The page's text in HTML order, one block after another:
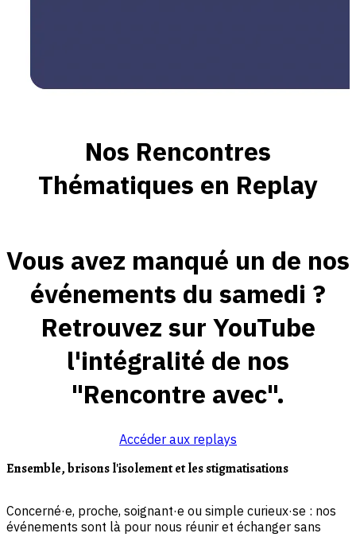
Nos Rencontres
Thématiques en Replay
Vous avez manqué un de nos
événements du samedi ?
Retrouvez sur YouTube
l'intégralité de nos
"Rencontre avec".
Accéder aux replays
Ensemble, brisons l'isolement et les stigmatisations
Concerné·e, proche, soignant·e ou simple curieux·se : nos
événements sont là pour nous réunir et échanger sans